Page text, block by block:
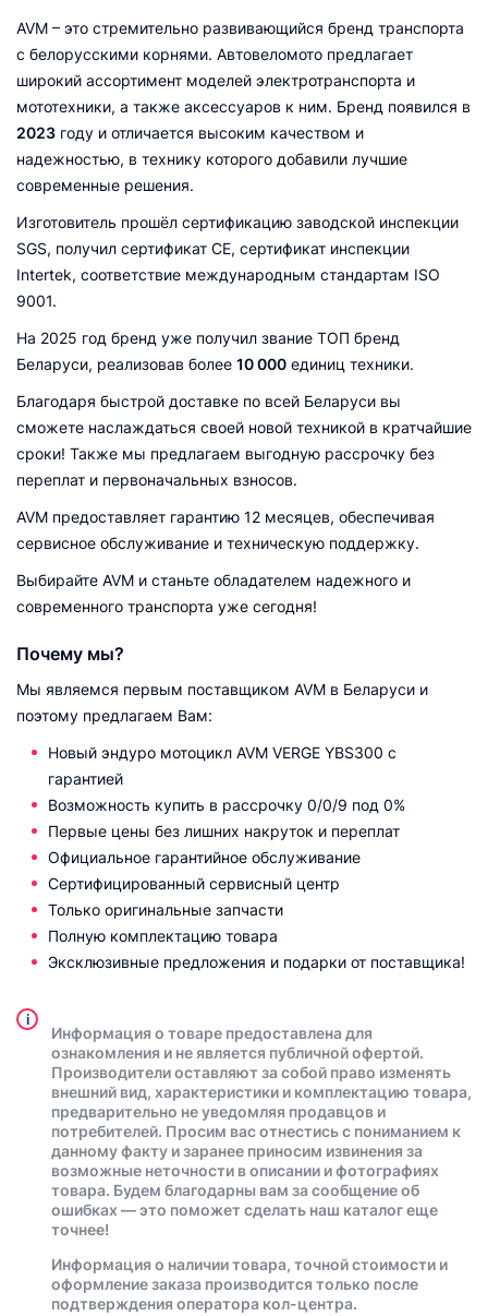
AVM – это стремительно развивающийся бренд транспорта
с белорусскими корнями. Автовеломото предлагает
широкий ассортимент моделей электротранспорта и
мототехники, а также аксессуаров к ним. Бренд появился в
2023 году и отличается высоким качеством и
надежностью, в технику которого добавили лучшие
современные решения.
Изготовитель прошёл сертификацию заводской инспекции
SGS, получил сертификат CE, сертификат инспекции
Intertek, соответствие международным стандартам ISO
9001.
На 2025 год бренд уже получил звание ТОП бренд
Беларуси, реализовав более 10 000 единиц техники.
Благодаря быстрой доставке по всей Беларуси вы
сможете наслаждаться своей новой техникой в кратчайшие
сроки! Также мы предлагаем выгодную рассрочку без
переплат и первоначальных взносов.
AVM предоставляет гарантию 12 месяцев, обеспечивая
сервисное обслуживание и техническую поддержку.
Выбирайте AVM и станьте обладателем надежного и
современного транспорта уже сегодня!
Почему мы?
Мы являемся первым поставщиком AVM в Беларуси и
поэтому предлагаем Вам:
Новый эндуро мотоцикл AVM VERGE YBS300 с
гарантией
Возможность купить в рассрочку 0/0/9 под 0%
Первые цены без лишних накруток и переплат
Официальное гарантийное обслуживание
Сертифицированный сервисный центр
Только оригинальные запчасти
Полную комплектацию товара
Эксклюзивные предложения и подарки от поставщика!
i
Информация о товаре предоставлена для
ознакомления и не является публичной офертой.
Производители оставляют за собой право изменять
внешний вид, характеристики и комплектацию товара,
предварительно не уведомляя продавцов и
потребителей. Просим вас отнестись с пониманием к
данному факту и заранее приносим извинения за
возможные неточности в описании и фотографиях
товара. Будем благодарны вам за сообщение об
ошибках — это поможет сделать наш каталог еще
точнее!
Информация о наличии товара, точной стоимости и
оформление заказа производится только после
подтверждения оператора кол-центра.